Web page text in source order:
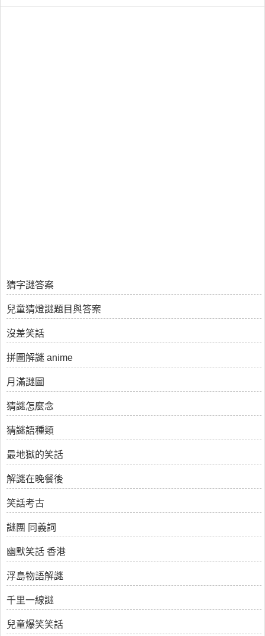
猜字謎答案
兒童猜燈謎題目與答案
沒差笑話
拼圖解謎 anime
月滿謎圖
猜謎怎麼念
猜謎語種類
最地獄的笑話
解謎在晚餐後
笑話考古
謎團 同義詞
幽默笑話 香港
浮島物語解謎
千里一線謎
兒童爆笑笑話